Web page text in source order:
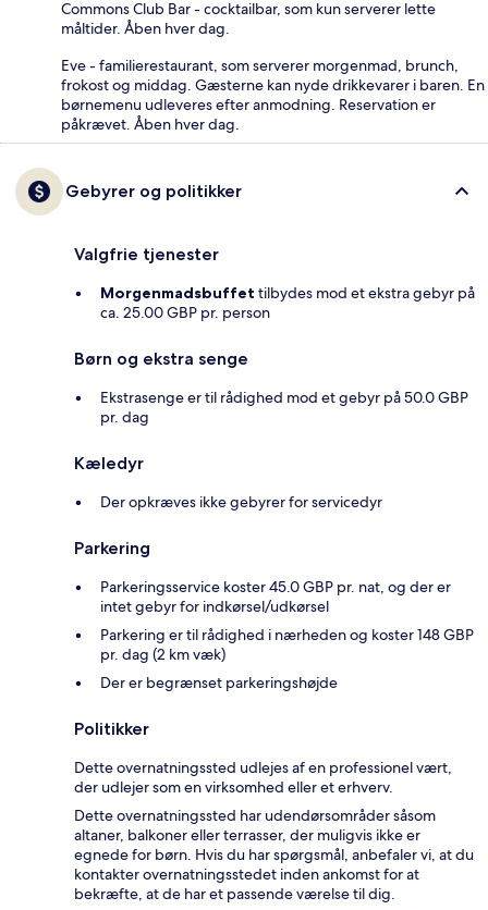
Commons Club Bar - cocktailbar, som kun serverer lette
måltider. Åben hver dag.
Eve - familierestaurant, som serverer morgenmad, brunch,
frokost og middag. Gæsterne kan nyde drikkevarer i baren. En
børnemenu udleveres efter anmodning. Reservation er
påkrævet. Åben hver dag.
Gebyrer og politikker
Valgfrie tjenester
Morgenmadsbuffet tilbydes mod et ekstra gebyr på
ca. 25.00 GBP pr. person
Børn og ekstra senge
Ekstrasenge er til rådighed mod et gebyr på 50.0 GBP
pr. dag
Kæledyr
Der opkræves ikke gebyrer for servicedyr
Parkering
Parkeringsservice koster 45.0 GBP pr. nat, og der er
intet gebyr for indkørsel/udkørsel
Parkering er til rådighed i nærheden og koster 148 GBP
pr. dag (2 km væk)
Der er begrænset parkeringshøjde
Politikker
Dette overnatningssted udlejes af en professionel vært,
der udlejer som en virksomhed eller et erhverv.
Dette overnatningssted har udendørsområder såsom
altaner, balkoner eller terrasser, der muligvis ikke er
egnede for børn. Hvis du har spørgsmål, anbefaler vi, at du
kontakter overnatningsstedet inden ankomst for at
bekræfte, at de har et passende værelse til dig.